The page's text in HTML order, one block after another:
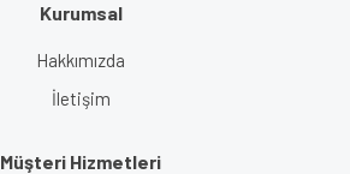
Kurumsal
Hakkımızda
İletişim
Müşteri Hizmetleri